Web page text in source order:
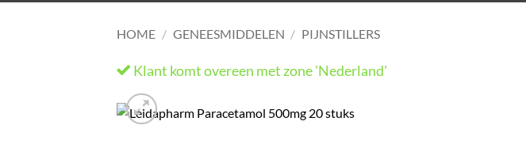
HOME / GENEESMIDDELEN / PIJNSTILLERS
Klant komt overeen met zone 'Nederland'